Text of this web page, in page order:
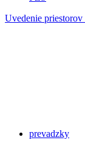
Uvedenie
prevadzky